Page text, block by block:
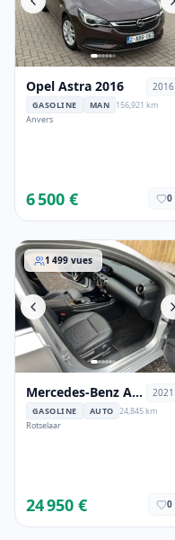
Opel Astra 2016 2016
GASOLINE MAN
156,921 km
Anvers
6 500 € 0
Mercedes-Benz A 250
1 499 vues
Mercedes-Benz A
250
2021
GASOLINE AUTO 24,845 km
Rotselaar
24 950 € 0